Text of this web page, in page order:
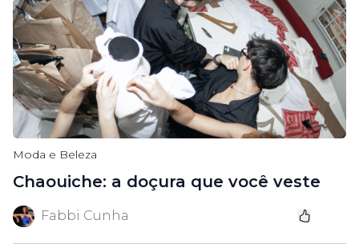
Moda e Beleza
Chaouiche: a doçura que você veste
Fabbi Cunha